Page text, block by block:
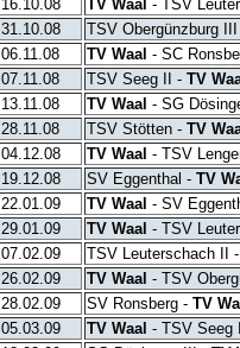
16.10.08
TV Waal - TSV
31.10.08
TSV Obergünzburg
06.11.08
TV Waal - SC
07.11.08
TSV Seeg II - TV
13.11.08
TV Waal - SG
28.11.08
TSV Stötten - TV
04.12.08
TV Waal - TSV
19.12.08
SV Eggenthal - TV
22.01.09
TV Waal - SV
29.01.09
TV Waal - TSV
07.02.09
TSV Leuterschach II -
26.02.09
TV Waal - TSV
28.02.09
SV Ronsberg - TV
05.03.09
TV Waal - TSV Seeg II